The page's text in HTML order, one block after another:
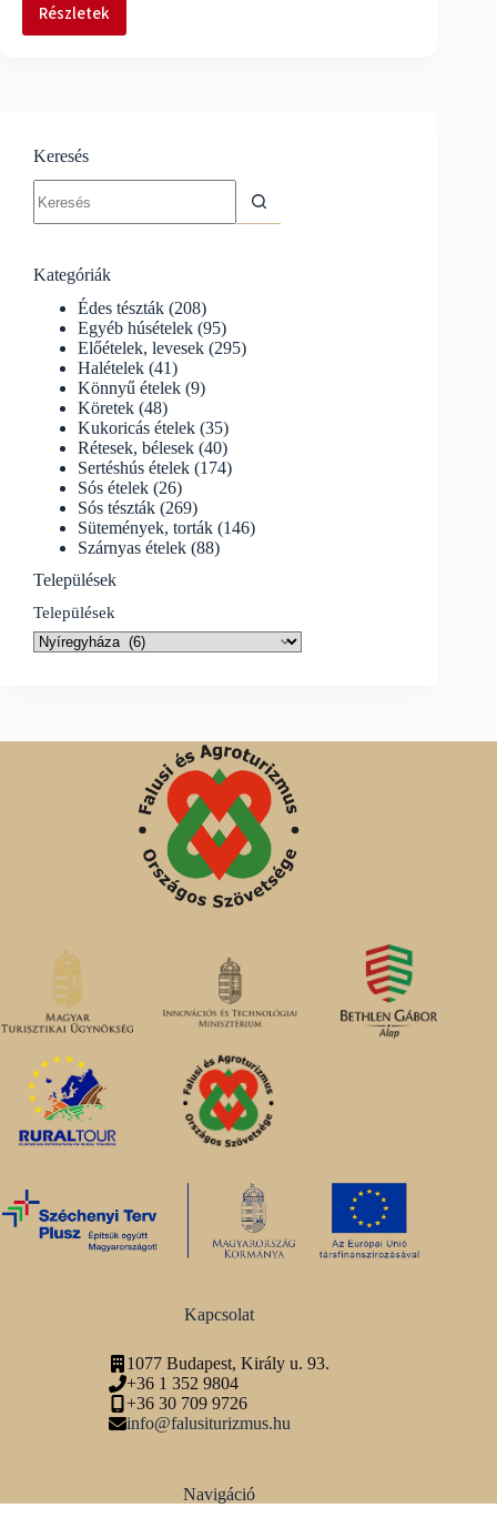
Részletek
Szatmári
Keresés
results
Kategóriák
Édes tészták (208)
Egyéb húsételek (95)
Előételek, levesek (295)
Halételek (41)
Könnyű ételek (9)
Köretek (48)
Kukoricás ételek (35)
Rétesek, bélesek (40)
Sertéshús ételek (174)
Sós ételek (26)
Sós tészták (269)
Sütemények, torták (146)
Szárnyas ételek (88)
Települések
Települések
Kapcsolat
1077 Budapest, Király u. 93.
+36 1 352 9804
+36 30 709 9726
info@falusiturizmus.hu
Navigáció